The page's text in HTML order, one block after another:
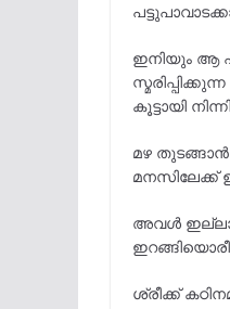
ഇനിയും ആ
കൂട്ടായി
മഴ
അവൾ
ശ്രീക്ക്